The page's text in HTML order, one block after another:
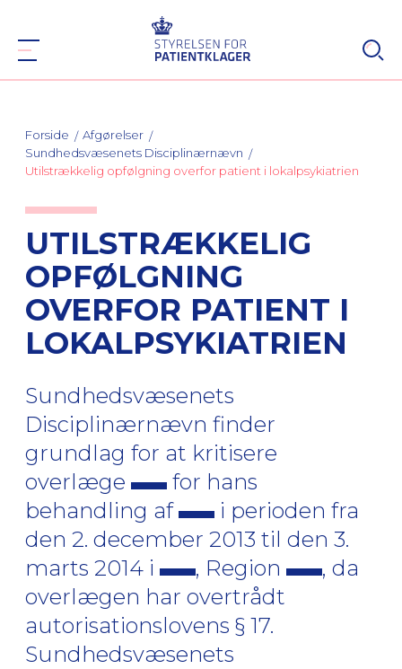
Forside
Afgørelser
Sundhedsvæsenets Disciplinærnævn
Utilstrækkelig opfølgning overfor patient i lokalpsykiatrien
UTILSTRÆKKELIG
OPFØLGNING
OVERFOR PATIENT I
LOKALPSYKIATRIEN
Sundhedsvæsenets
Disciplinærnævn finder
grundlag for at kritisere
overlæge
for hans
behandling af
i perioden fra
den 2. december 2013 til den 3.
marts 2014 i
, Region
, da
overlægen har overtrådt
autorisationslovens § 17.
Sundhedsvæsenets